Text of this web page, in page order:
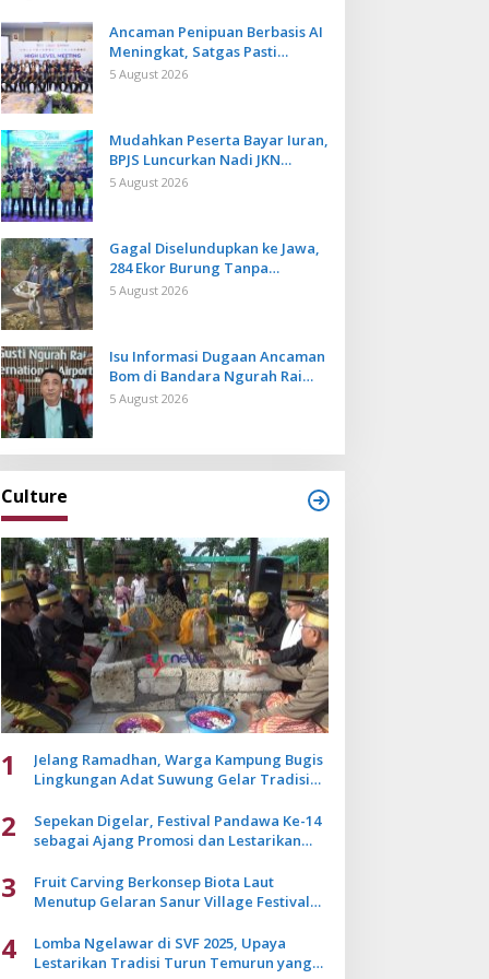
Ancaman Penipuan Berbasis AI
Meningkat, Satgas Pasti
Perkuat Penindakan dan
5 August 2026
Mudahkan Peserta Bayar Iuran,
BPJS Luncurkan Nadi JKN
dengan Mekanisme Menabung
5 August 2026
Gagal Diselundupkan ke Jawa,
284 Ekor Burung Tanpa
Dokumen Dilepasliarkan Cegah
5 August 2026
Isu Informasi Dugaan Ancaman
Bom di Bandara Ngurah Rai
Bali Tidak Benar, Operasional
5 August 2026
Culture
1
Jelang Ramadhan, Warga Kampung Bugis
Lingkungan Adat Suwung Gelar Tradisi
2
Sepekan Digelar, Festival Pandawa Ke-14
sebagai Ajang Promosi dan Lestarikan
3
Fruit Carving Berkonsep Biota Laut
Menutup Gelaran Sanur Village Festival
4
Lomba Ngelawar di SVF 2025, Upaya
Lestarikan Tradisi Turun Temurun yang